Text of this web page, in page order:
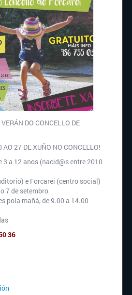
DO CONCELLO DE
AO 27 DE XUÑO NO CONCELLO!
3 a 12 anos (nacid@s entre 2010
e Forcarei (centro social)
7 de setembro
pola mañá, de 9.00 a 14.00
36